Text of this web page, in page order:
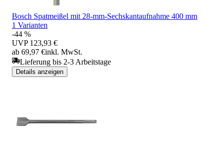
Bosch Spatmeißel mit 28-mm-Sechskantaufnahme 400 mm
1 Varianten
-44 %
UVP 123,93 €
ab 69,97 €inkl. MwSt.
Lieferung bis 2-3 Arbeitstage
Details anzeigen